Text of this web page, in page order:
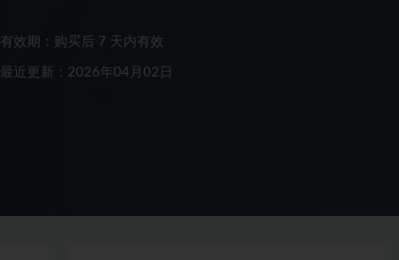
有效期：购买后 7 天内有效
最近更新：2026年04月02日